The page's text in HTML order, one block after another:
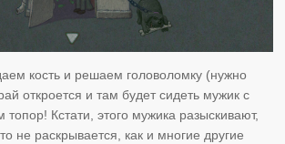
кость и решаем головоломку (нужно
откроется и там будет сидеть мужик с
Кстати, этого мужика разыскивают,
не раскрывается, как и многие другие